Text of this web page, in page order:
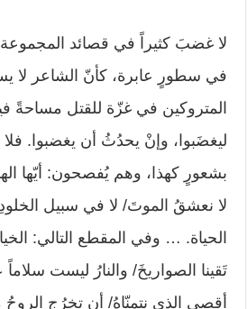
لا غضبَ كثيراً في قصائد المجموعة
في سطورٍ عابرة، كأنّ الشاعر لا
المتروكين في غزّة للقتل مساحةً
ليغضَبوا، وإنْ يحدُثُ أن يغضبوا.
بشعورٍ كهذا، وهم يُفصحون: أيّها
لا نعشقُ الموتَ/ لا في سبيل
الحياة. … وفي المقطع التالي:
تَقينا الصواريخَ/ والنارُ ليست
أقصى الذي نتمنّاهُ/ أن تخرُج الروحُ